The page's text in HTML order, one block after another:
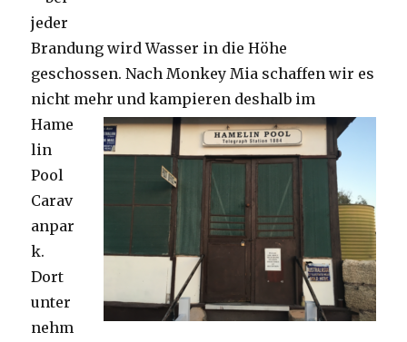
jeder
Brandung wird Wasser in die Höhe
geschossen. Nach Monkey Mia schaffen wir es
nicht mehr und kampieren deshalb im
Hame
lin
Pool
Carav
anpar
k.
Dort
unter
nehm